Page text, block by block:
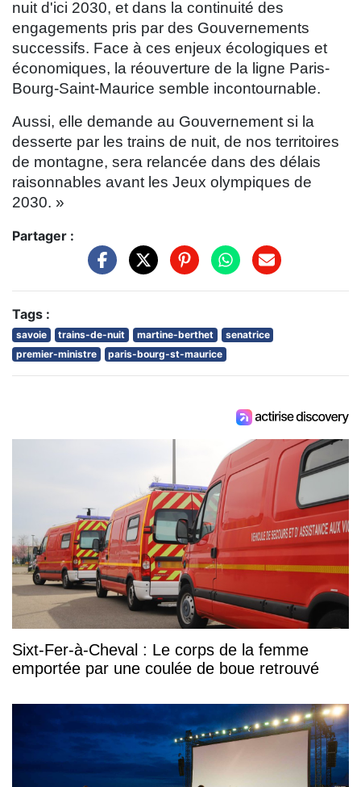
nuit d'ici 2030, et dans la continuité des
engagements pris par des Gouvernements
successifs. Face à ces enjeux écologiques et
économiques, la réouverture de la ligne Paris-
Bourg-Saint-Maurice semble incontournable.
Aussi, elle demande au Gouvernement si la
desserte par les trains de nuit, de nos territoires
de montagne, sera relancée dans des délais
raisonnables avant les Jeux olympiques de
2030. »
Partager :
Tags :
savoie trains-de-nuit martine-berthet
senatrice
premier-ministre
paris-bourg-st-maurice
Sixt-Fer-à-Cheval : Le corps de la femme
emportée par une coulée de boue retrouvé